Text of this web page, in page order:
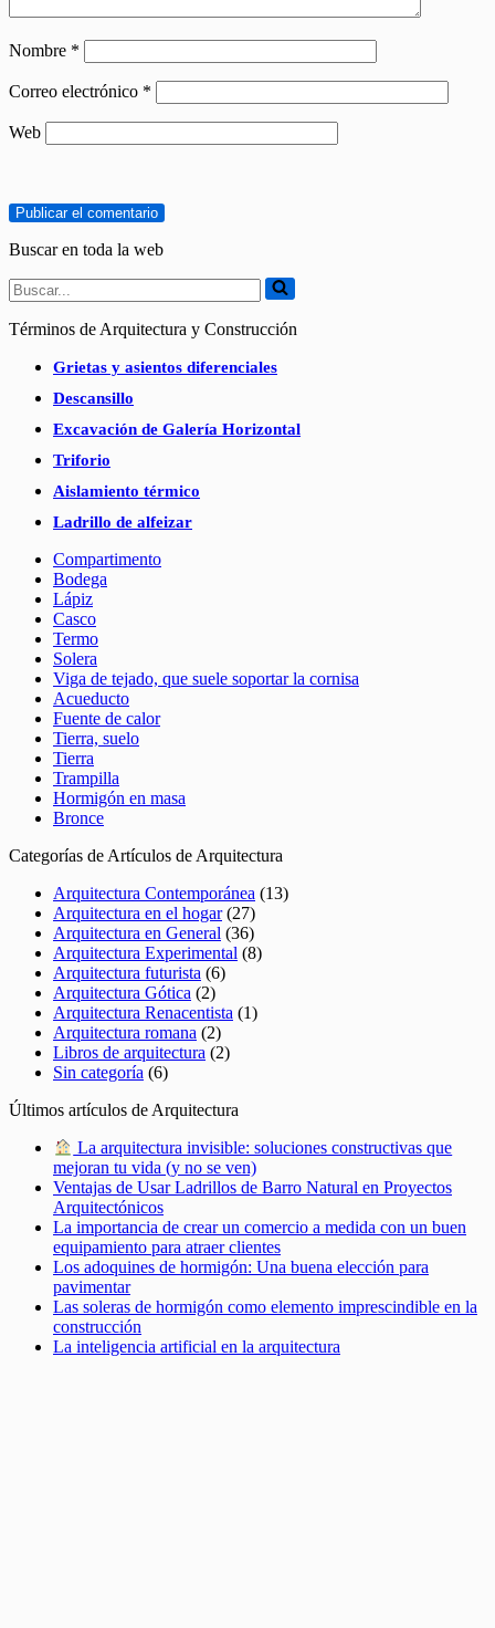
Nombre *
Correo electrónico *
Web
Buscar en toda la web
Buscar...
Términos de Arquitectura y Construcción
Grietas y asientos diferenciales
Descansillo
Excavación de Galería Horizontal
Triforio
Aislamiento térmico
Ladrillo de alfeizar
Compartimento
Bodega
Lápiz
Casco
Termo
Solera
Viga de tejado, que suele soportar la cornisa
Acueducto
Fuente de calor
Tierra, suelo
Tierra
Trampilla
Hormigón en masa
Bronce
Categorías de Artículos de Arquitectura
Arquitectura Contemporánea (13)
Arquitectura en el hogar(27)
Arquitectura en General (36)
Arquitectura Experimental (8)
Arquitectura futurista (6)
Arquitectura Gótica (2)
Arquitectura Renacentista (1)
Arquitectura romana (2)
Libros de arquitectura (2)
Sin categoría (6)
Últimos artículos de Arquitectura
La arquitectura invisible: soluciones constructivas que
mejoran tu vida (y no se ven)
Ventajas de Usar Ladrillos de Barro Natural en Proyectos
Arquitectónicos
La importancia de crear un comercio a medida con un buen
equipamiento para atraer clientes
Los adoquines de hormigón: Una buena elección para
pavimentar
Las soleras de hormigón como elemento imprescindible en la
construcción
La inteligencia artificial en la arquitectura